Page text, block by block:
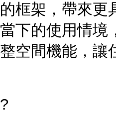
的框架，帶來更
當下的使用情境
整空間機能，讓
?